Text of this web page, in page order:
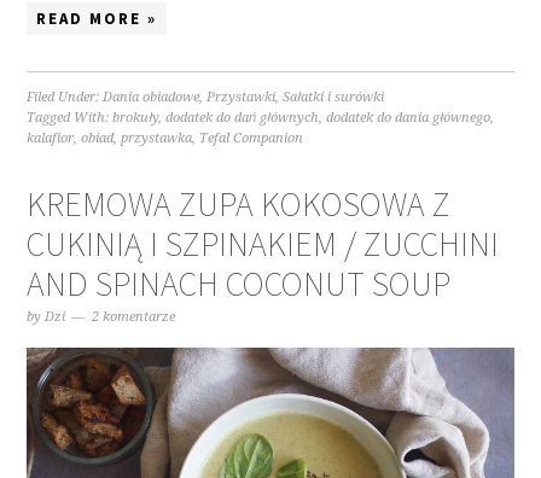
READ MORE »
Filed Under:Dania obiadowe,Przystawki,Sałatki i surówki
Tagged With:brokuły,dodatek do dań głównych,dodatek do dania głównego,
kalafior,obiad,przystawka, Tefal Companion
KREMOWA ZUPA KOKOSOWA Z
CUKINIĄ I SZPINAKIEM / ZUCCHINI
AND SPINACH COCONUT SOUP
byDzi 2 komentarze